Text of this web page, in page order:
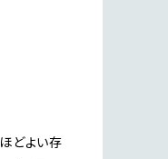
どよい存